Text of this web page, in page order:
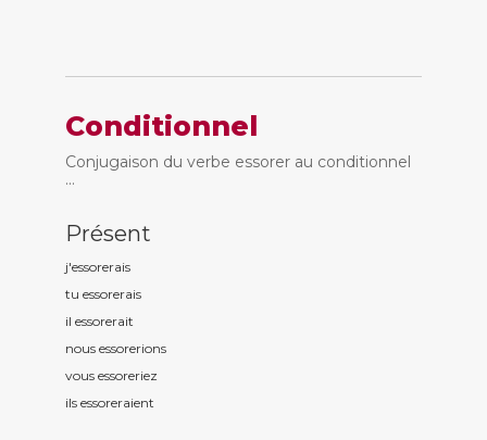
Conditionnel
Conjugaison du verbe essorer au conditionnel
...
Présent
j'essorerais
tu essorerais
il essorerait
nous essorerions
vous essoreriez
ils essoreraient